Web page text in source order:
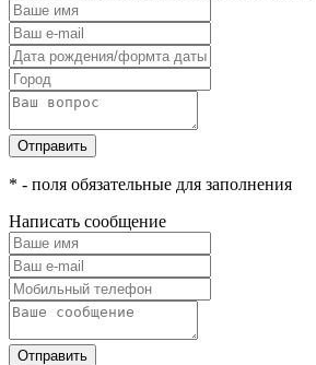
Отправить
* - поля обязательные для заполнения
Написать сообщение
Отправить